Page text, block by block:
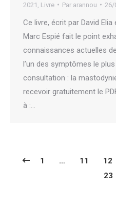
2021 Livre Par arannou 26/
Ce livre, écrit par David
Marc Espié fait le point
connaissances actuelles
l’un des symptômes le
consultation : la
recevoir gratuitement le
à :…
1 … 11 12
23